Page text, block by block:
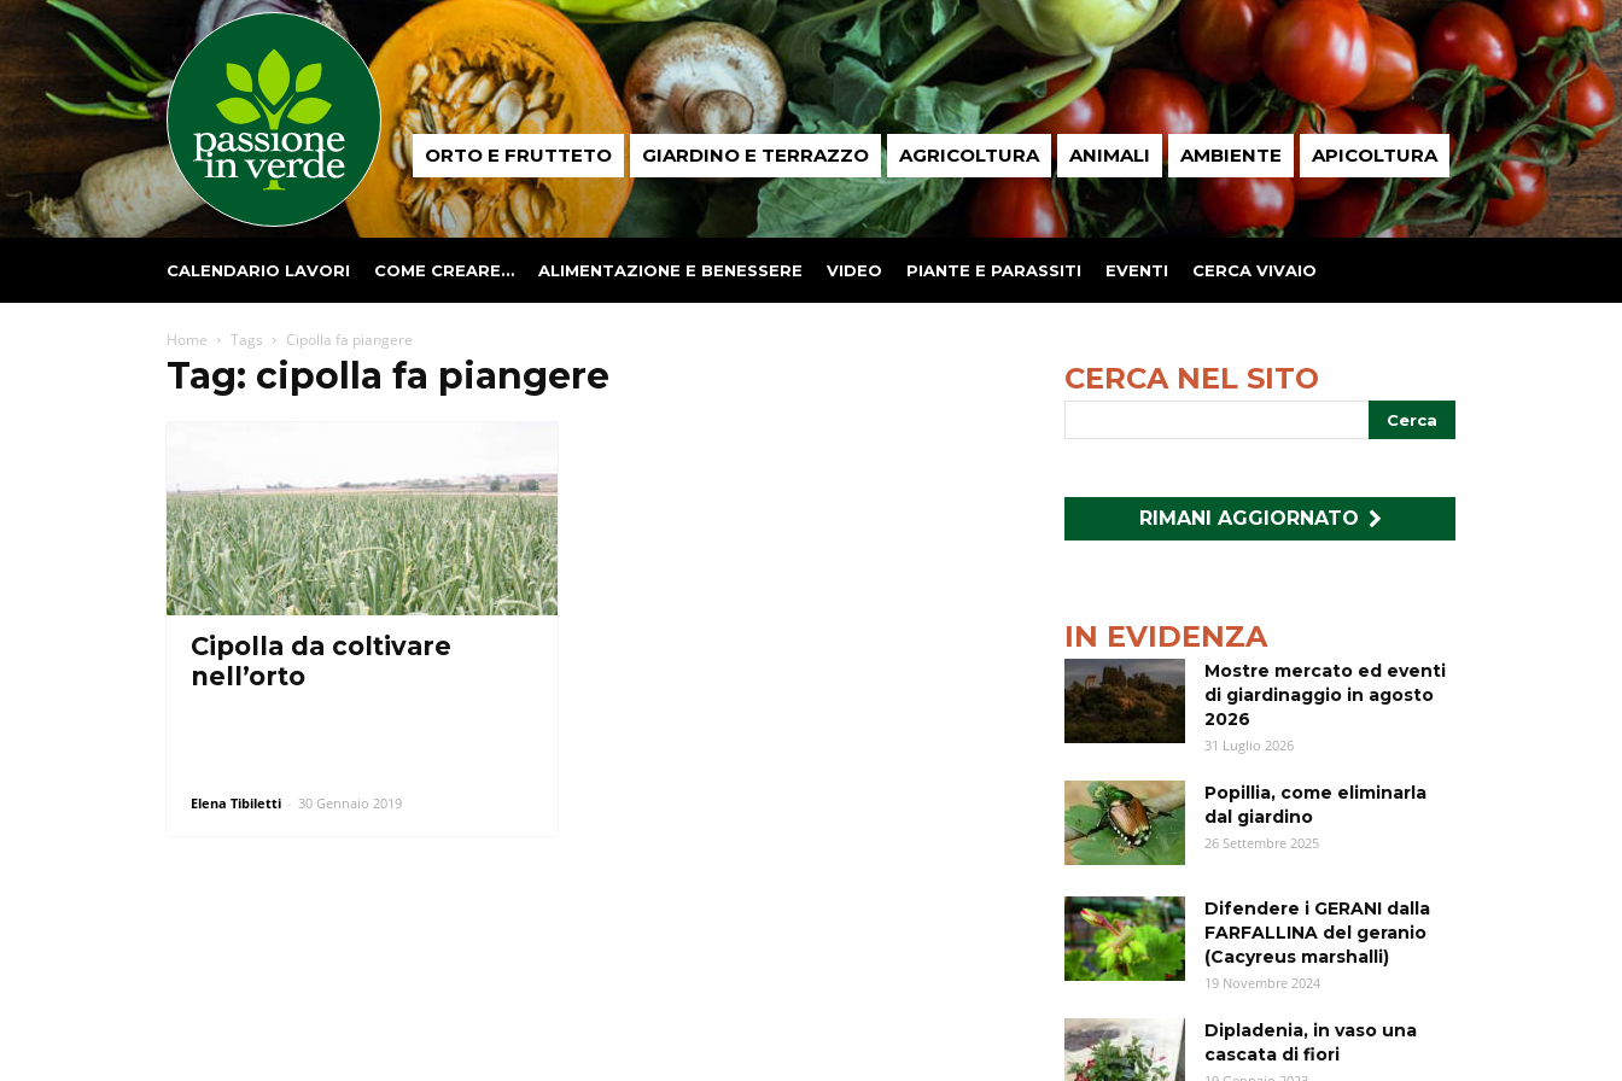
Passione
in ORTO E FRUTTETO GIARDINO E TERRAZZO AGRICOLTURA ANIMALI AMBIENTE APICOLTURA
CALENDARIO LAVORI COME CREARE… ALIMENTAZIONE E BENESSERE VIDEO PIANTE E PARASSITI EVENTI CERCA VIVAIO
Home Tags Cipolla fa piangere
Tag: cipolla fa piangere
Cipolla da coltivare
nell’orto
Elena Tibiletti - 30 Gennaio 2019
CERCA NEL SITO
RIMANI AGGIORNATO
IN EVIDENZA
Mostre mercato ed eventi
di giardinaggio in agosto
2026
31 Luglio 2026
Popillia, come eliminarla
dal giardino
26 Settembre 2025
Difendere i GERANI dalla
FARFALLINA del geranio
(Cacyreus marshalli)
19 Novembre 2024
Dipladenia, in vaso una
cascata di fiori